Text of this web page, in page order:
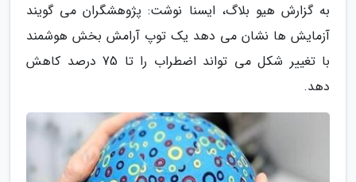
به گزارش هیو بلاگ، ایسنا نوشت: پژوهشگران می گویند
آزمایش ها نشان می دهد یک توپ آرامش بخش هوشمند
با تغییر شکل می تواند اضطراب را تا 75 درصد کاهش
دهد.